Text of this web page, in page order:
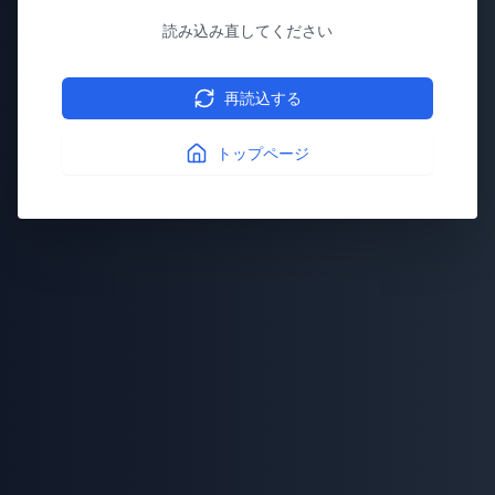
読み込み直してください
再読込する
トップページ